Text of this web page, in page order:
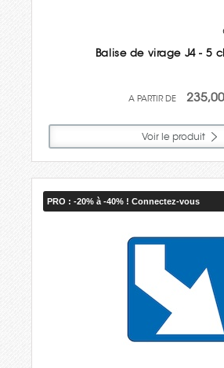
Balise de virage J4 - 5
Voir le produit
PRO : -20% à -40% ! Connectez-vous